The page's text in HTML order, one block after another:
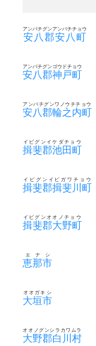
安八郡安八町
アンパチグンアンパチチョウ
安八郡神戸町
アンパチグンゴウドチョウ
安八郡輪之内町
アンパチグンワノウチチョウ
揖斐郡池田町
イビグンイケダチョウ
揖斐郡揖斐川町
イビグンイビガワチョウ
揖斐郡大野町
イビグンオオノチョウ
恵那市
エナシ
大垣市
オオガキシ
大野郡白川村
オオノグンシラカワムラ